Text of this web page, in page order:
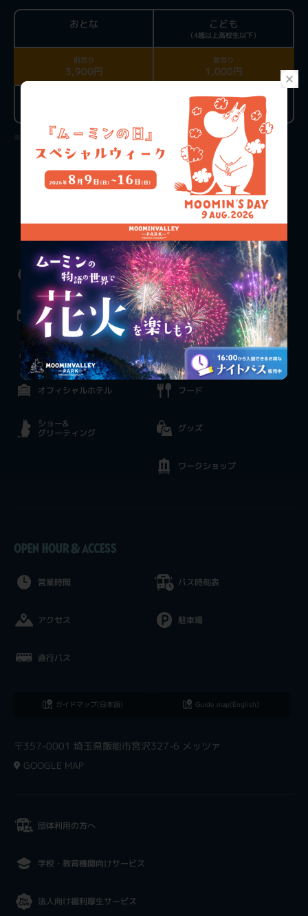
おとな こども
（4歳以上高校生以下）
前売り
3,900円
前売り
1,000円
当日チケット
1,300円
※チケットは閉園時間の1時間前までお買い求めいただけます。
チケット購入
料金案内
お知らせ
イベント情報
ムーミンバレー
パークとは
オフィシャルホテル
ショー&
グリーティング
施設一覧
アクティビティ
エキシビジョン
フード
グッズ
ワークショップ
OPEN HOUR & ACCESS
営業時間
アクセス
直行バス
バス時刻表
駐車場
ガイドマップ(日本語) Guide map(English)
〒357-0001 埼玉県飯能市宮沢327-6 メッツァ
GOOGLE MAP
団体利用の方へ
学校・教育機関向けサービス
法人向け福利厚生サービス